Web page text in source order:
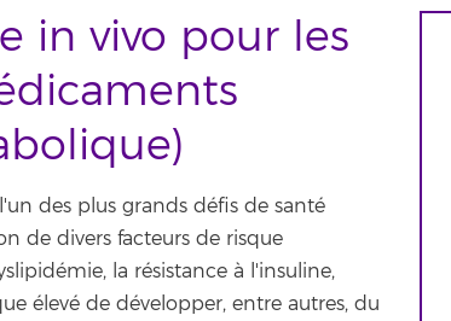
in vivo pour les
des plus grands défis de santé
de divers facteurs de risque
la résistance à l'insuline,
élevé de développer, entre autres, du